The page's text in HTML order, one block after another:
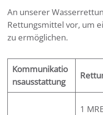
An unserer
Rettungsmittel vor, um
zu ermöglichen.
Kommunikatio
nsausstattung
1